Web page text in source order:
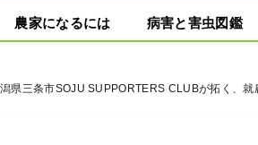
農家になるには 病害と害虫図鑑
県三条市SOJU SUPPORTERS CLUBが拓く、就